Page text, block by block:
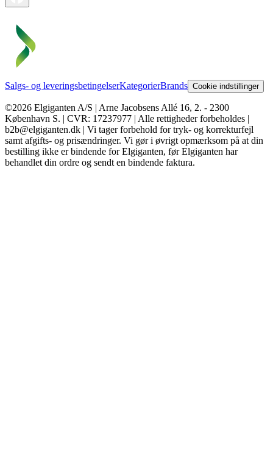
Salgs- og leveringsbetingelserKategorierBrands Cookie indstillinger
©2026 Elgiganten A/S | Arne Jacobsens Allé 16, 2. - 2300
København S. | CVR: 17237977 | Alle rettigheder forbeholdes |
b2b@elgiganten.dk | Vi tager forbehold for tryk- og korrekturfejl
samt afgifts- og prisændringer. Vi gør i øvrigt opmærksom på at din
bestilling ikke er bindende for Elgiganten, før Elgiganten har
behandlet din ordre og sendt en bindende faktura.